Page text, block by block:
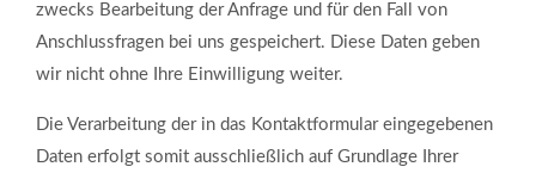
zwecks Bearbeitung der Anfrage und für den Fall von
Anschlussfragen bei uns gespeichert. Diese Daten geben
wir nicht ohne Ihre Einwilligung weiter.
Die Verarbeitung der in das Kontaktformular eingegebenen
Daten erfolgt somit ausschließlich auf Grundlage Ihrer